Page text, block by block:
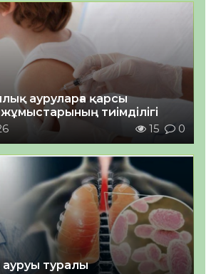
ауруларға қарсы
тиімділігі
15 0
туралы